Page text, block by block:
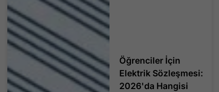
Öğrenciler İçin
Elektrik Sözleşmesi:
2026'da Hangisi